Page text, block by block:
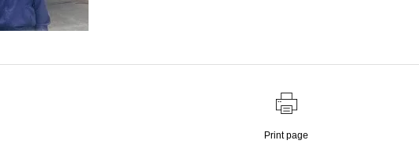
Print page